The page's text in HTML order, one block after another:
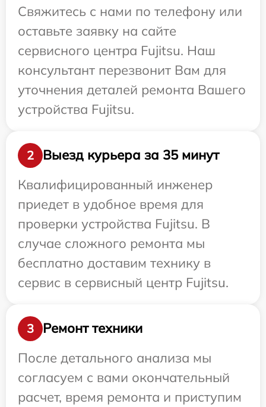
Свяжитесь с нами по телефону или
оставьте заявку на сайте
сервисного центра Fujitsu. Наш
консультант перезвонит Вам для
уточнения деталей ремонта Вашего
устройства Fujitsu.
2
Выезд курьера за 35 минут
Квалифицированный инженер
приедет в удобное время для
проверки устройства Fujitsu. В
случае сложного ремонта мы
бесплатно доставим технику в
сервис в сервисный центр Fujitsu.
3
Ремонт техники
После детального анализа мы
согласуем с вами окончательный
расчет, время ремонта и приступим